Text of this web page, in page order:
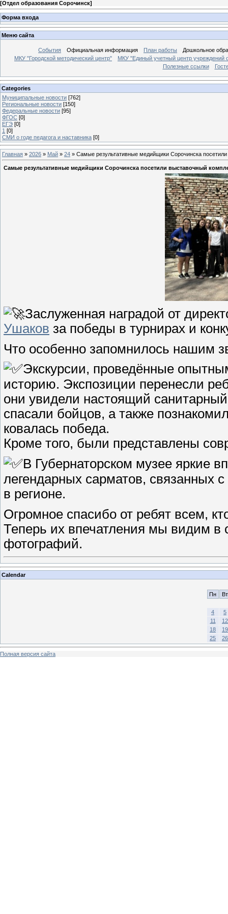
[Отдел образования Сорочинск]
Форма входа
Меню сайта
События Официальная информация План работы
Дошкольное
МКУ "Городской методический центр"
МКУ "Единый учетный центр учреждений
Полезные ссылки
Categories
Муниципальные новости [762]
Региональные новости [150]
Федеральные новости [95]
ФГОС [0]
ЕГЭ [0]
1 [0]
СМИ о годе педагога и наставника [0]
Главная » 2026 » Май » 24 » Самые результативные медийщики Сорочинска
Самые результативные медийщики Сорочинска посетили выставочный
Заслуженная наградой от
Ушаков за победы в турнирах и
Что особенно запомнилось нашим
Экскурсии, проведённые
историю. Экспозиции перенесли
они увидели настоящий
спасали бойцов, а также
ковалась победа.
Кроме того, были представлены
В Губернаторском музее яркие
легендарных сарматов, связанных
в регионе.
Огромное спасибо от ребят всем,
Теперь их впечатления мы видим в
фотографий.
Calendar
Пн Вт
4
5
11
12
18
19
25
26
Полная версия сайта